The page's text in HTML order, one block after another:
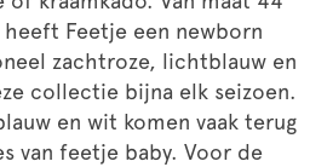
Feetje een newborn
zachtroze, lichtblauw en
collectie bijna elk seizoen.
en wit komen vaak terug
van feetje baby. Voor de